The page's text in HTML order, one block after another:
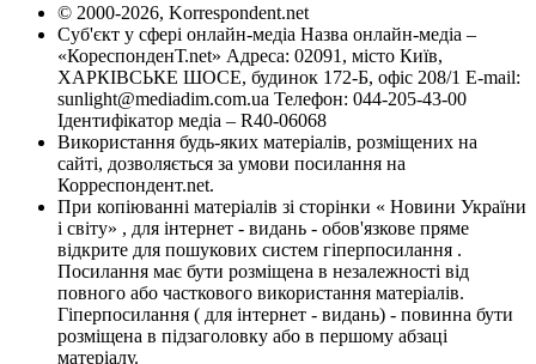
© 2000-2026, Korrespondent.net
Суб'єкт у сфері онлайн-медіа Назва онлайн-медіа –
«КореспонденТ.net» Адреса: 02091, місто Київ,
ХАРКІВСЬКЕ ШОСЕ, будинок 172-Б, офіс 208/1 E-mail:
sunlight@mediadim.com.ua Телефон: 044-205-43-00
Ідентифікатор медіа – R40-06068
Використання будь-яких матеріалів, розміщених на
сайті, дозволяється за умови посилання на
Корреспондент.net.
При копіюванні матеріалів зі сторінки « Новини України
і світу» , для інтернет - видань - обов'язкове пряме
відкрите для пошукових систем гіперпосилання .
Посилання має бути розміщена в незалежності від
повного або часткового використання матеріалів.
Гіперпосилання ( для інтернет - видань) - повинна бути
розміщена в підзаголовку або в першому абзаці
матеріалу.